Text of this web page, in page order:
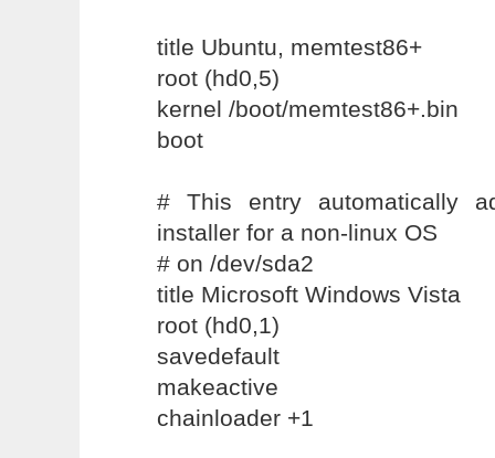
title Ubuntu, memtest86+
root (hd0,5)
kernel /boot/memtest86+.bin
boot
# This entry automatically
installer for a non-linux OS
# on /dev/sda2
title Microsoft Windows Vista
root (hd0,1)
savedefault
makeactive
chainloader +1